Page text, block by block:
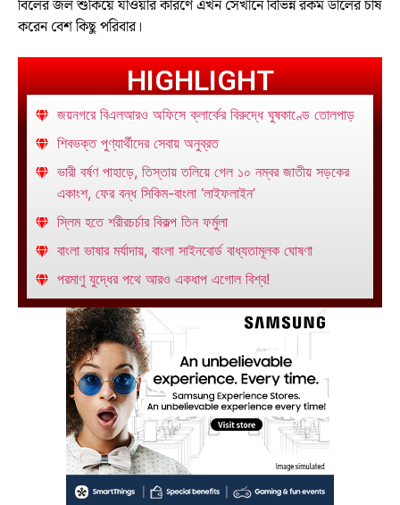
বিলের জল শুকিয়ে যাওয়ার কারণে এখন সেখানে বিভিন্ন রকম ডালের চাষ
করেন বেশ কিছু পরিবার।
HIGHLIGHT
জয়নগরে বিএলআরও অফিসে ক্লার্কের বিরুদ্ধে ঘুষকাণ্ডে তোলপাড়
শিবভক্ত পুণ্যার্থীদের সেবায় অনুব্রত
ভারী বর্ষণ পাহাড়ে, তিস্তায় তলিয়ে গেল ১০ নম্বর জাতীয় সড়কের
একাংশ, ফের বন্ধ সিকিম-বাংলা ‘লাইফলাইন’
স্লিম হতে শরীরচর্চার বিকল্প তিন ফর্মুলা
বাংলা ভাষার মর্যাদায়, বাংলা সাইনবোর্ড বাধ্যতামূলক ঘোষণা
পরমাণু যুদ্ধের পথে আরও একধাপ এগোল বিশ্ব!